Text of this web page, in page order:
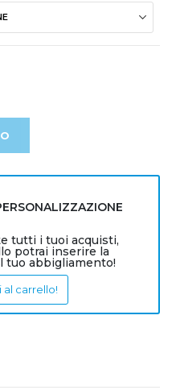
tutti i tuoi acquisti,
potrai inserire la
tuo abbigliamento!
al carrello!